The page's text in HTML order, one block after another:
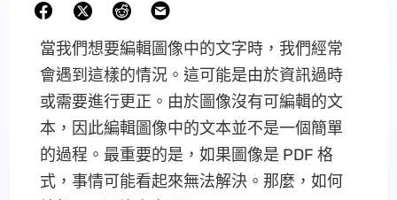
當我們想要編輯圖像中的文字時，我們經常
會遇到這樣的情況。這可能是由於資訊過時
或需要進行更正。由於圖像沒有可編輯的文
本，因此編輯圖像中的文本並不是一個簡單
的過程。最重要的是，如果圖像是 PDF 格
式，事情可能看起來無法解決。那麼，如何